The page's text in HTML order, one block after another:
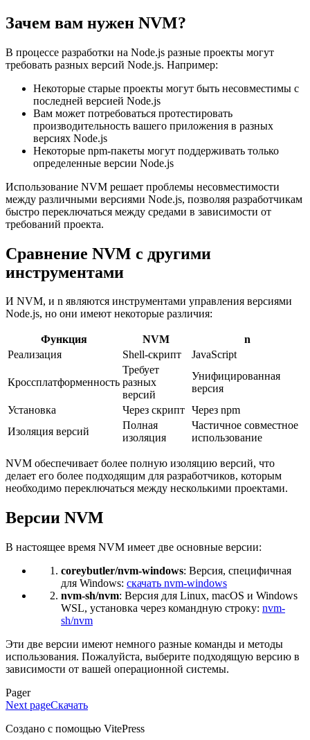
Зачем вам нужен NVM?
В процессе разработки на Node.js разные проекты могут
требовать разных версий Node.js. Например:
Некоторые старые проекты могут быть несовместимы с
последней версией Node.js
Вам может потребоваться протестировать
производительность вашего приложения в разных
версиях Node.js
Некоторые npm-пакеты могут поддерживать только
определенные версии Node.js
Использование NVM решает проблемы несовместимости
между различными версиями Node.js, позволяя разработчикам
быстро переключаться между средами в зависимости от
требований проекта.
Сравнение NVM с другими
инструментами
И NVM, и n являются инструментами управления версиями
Node.js, но они имеют некоторые различия:
Функция NVM
n
Реализация
Shell-скрипт JavaScript
Кроссплатформенность
Требует
разных
версий
Унифицированная
версия
Установка
Через скрипт Через npm
Изоляция версий
Полная
изоляция
Частичное совместное
использование
NVM обеспечивает более полную изоляцию версий, что
делает его более подходящим для разработчиков, которым
необходимо переключаться между несколькими проектами.
Версии NVM
В настоящее время NVM имеет две основные версии:
coreybutler/nvm-windows: Версия, специфичная
для Windows: скачать nvm-windows
nvm-sh/nvm: Версия для Linux, macOS и Windows
WSL, установка через командную строку: nvm-
sh/nvm
Эти две версии имеют немного разные команды и методы
использования. Пожалуйста, выберите подходящую версию в
зависимости от вашей операционной системы.
Pager
Next pageСкачать
Создано с помощью VitePress